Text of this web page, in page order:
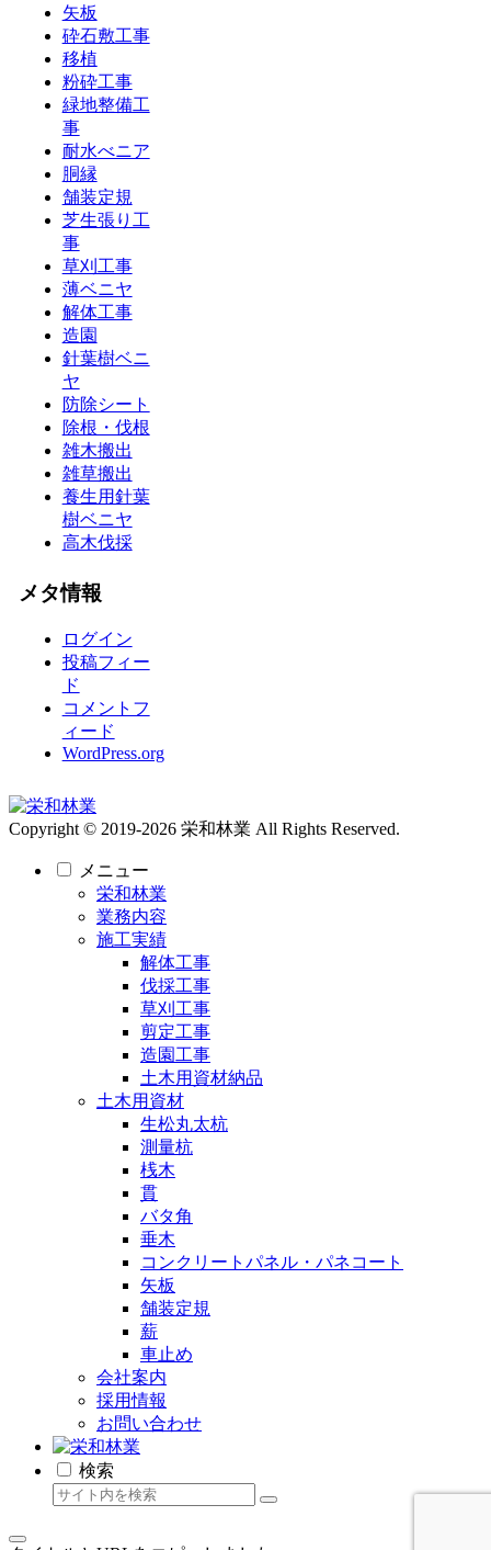
矢板
砕石敷工事
移植
粉砕工事
緑地整備工
事
耐水べニア
胴縁
舗装定規
芝生張り工
事
草刈工事
薄ベニヤ
解体工事
造園
針葉樹ベニ
ヤ
防除シート
除根・伐根
雑木搬出
雑草搬出
養生用針葉
樹ベニヤ
高木伐採
メタ情報
ログイン
投稿フィー
ド
コメントフ
ィード
WordPress.org
Copyright © 2019-2026 栄和林業 All Rights Reserved.
メニュー
栄和林業
業務内容
施工実績
解体工事
伐採工事
草刈工事
剪定工事
造園工事
土木用資材納品
土木用資材
生松丸太杭
測量杭
桟木
貫
バタ角
垂木
コンクリートパネル・パネコート
矢板
舗装定規
薪
車止め
会社案内
採用情報
お問い合わせ
検索